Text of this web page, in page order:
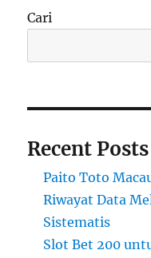
Cari
Recent Posts
Paito Toto
Riwayat Data
Sistematis
Slot Bet 200